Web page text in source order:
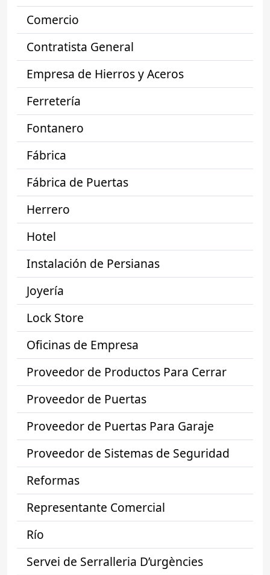
Comercio
Contratista General
Empresa de Hierros y Aceros
Ferretería
Fontanero
Fábrica
Fábrica de Puertas
Herrero
Hotel
Instalación de Persianas
Joyería
Lock Store
Oficinas de Empresa
Proveedor de Productos Para Cerrar
Proveedor de Puertas
Proveedor de Puertas Para Garaje
Proveedor de Sistemas de Seguridad
Reformas
Representante Comercial
Río
Servei de Serralleria D’urgències